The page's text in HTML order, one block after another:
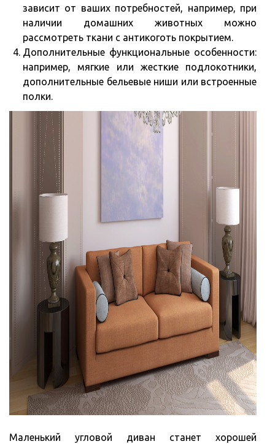
зависит от ваших потребностей, например, при
наличии домашних животных можно
рассмотреть ткани с антикоготь покрытием.
Дополнительные функциональные особенности:
например, мягкие или жесткие подлокотники,
дополнительные бельевые ниши или встроенные
полки.
Маленький угловой диван станет хорошей